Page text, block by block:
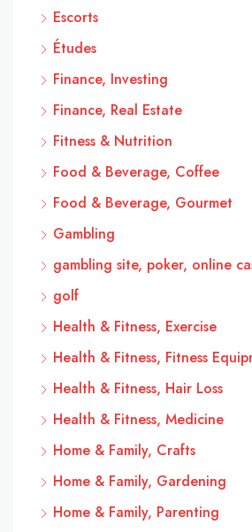
Escorts
Études
Finance, Investing
Finance, Real Estate
Fitness & Nutrition
Food & Beverage, Coffee
Food & Beverage, Gourmet
Gambling
gambling site, poker, online
golf
Health & Fitness, Exercise
Health & Fitness, Fitness
Health & Fitness, Hair Loss
Health & Fitness, Medicine
Home & Family, Crafts
Home & Family, Gardening
Home & Family, Parenting